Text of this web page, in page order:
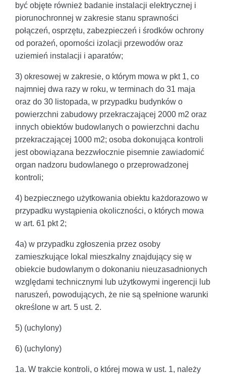
być objęte również badanie instalacji elektrycznej i
piorunochronnej w zakresie stanu sprawności
połączeń, osprzętu, zabezpieczeń i środków ochrony
od porażeń, oporności izolacji przewodów oraz
uziemień instalacji i aparatów;
3) okresowej w zakresie, o którym mowa w pkt 1, co
najmniej dwa razy w roku, w terminach do 31 maja
oraz do 30 listopada, w przypadku budynków o
powierzchni zabudowy przekraczającej 2000 m2 oraz
innych obiektów budowlanych o powierzchni dachu
przekraczającej 1000 m2; osoba dokonująca kontroli
jest obowiązana bezzwłocznie pisemnie zawiadomić
organ nadzoru budowlanego o przeprowadzonej
kontroli;
4) bezpiecznego użytkowania obiektu każdorazowo w
przypadku wystąpienia okoliczności, o których mowa
w art. 61 pkt 2;
4a) w przypadku zgłoszenia przez osoby
zamieszkujące lokal mieszkalny znajdujący się w
obiekcie budowlanym o dokonaniu nieuzasadnionych
względami technicznymi lub użytkowymi ingerencji lub
naruszeń, powodujących, że nie są spełnione warunki
określone w art. 5 ust. 2.
5) (uchylony)
6) (uchylony)
1a. W trakcie kontroli, o której mowa w ust. 1, należy